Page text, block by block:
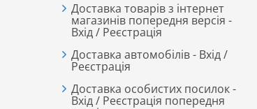
Доставка товарів з інтернет
магазинів попередня версія -
Вхід / Реєстрація
Доставка автомобілів - Вхід /
Реєстрація
Доставка особистих посилок -
Вхід / Реєстрація попередня